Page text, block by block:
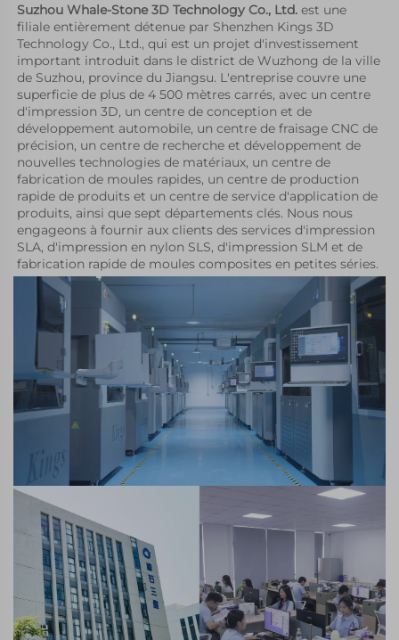
Suzhou Whale-Stone 3D Technology Co., Ltd. est une
filiale entièrement détenue par Shenzhen Kings 3D
Technology Co., Ltd., qui est un projet d'investissement
important introduit dans le district de Wuzhong de la ville
de Suzhou, province du Jiangsu. L'entreprise couvre une
superficie de plus de 4 500 mètres carrés, avec un centre
d'impression 3D, un centre de conception et de
développement automobile, un centre de fraisage CNC de
précision, un centre de recherche et développement de
nouvelles technologies de matériaux, un centre de
fabrication de moules rapides, un centre de production
rapide de produits et un centre de service d'application de
produits, ainsi que sept départements clés. Nous nous
engageons à fournir aux clients des services d'impression
SLA, d'impression en nylon SLS, d'impression SLM et de
fabrication rapide de moules composites en petites séries.